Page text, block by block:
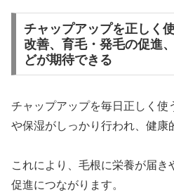
チャップアップを正しく
改善、育毛・発毛の促進
どが期待できる
チャップアップを毎日正しく使
や保湿がしっかり行われ、健康
これにより、毛根に栄養が届
促進につながります。